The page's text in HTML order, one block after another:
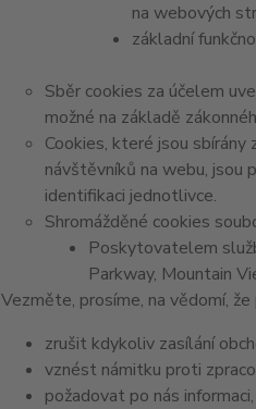
na webových
základní
Sběr cookies za účelem
možné na základě
Cookies, které jsou
návštěvníků na webu, jsou
identifikaci jednotlivce.
Shromážděné cookies
Poskytovatelem
Parkway, Mountain
Vezměte, prosíme, na vědomí,
zrušit kdykoliv zasílání
vznést námitku proti
požadovat po nás